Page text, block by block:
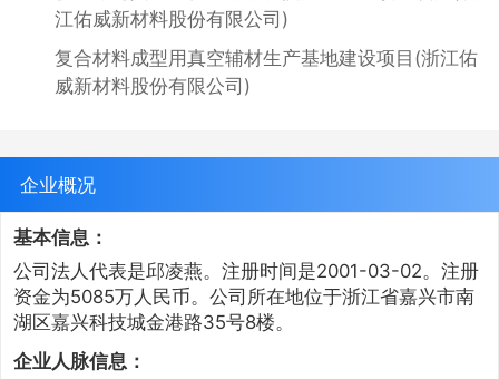
江佑威新材料股份有限公司)
复合材料成型用真空辅材生产基地建设项目(浙江佑
威新材料股份有限公司)
企业概况
基本信息：
公司法人代表是邱凌燕。注册时间是2001-03-02。注册
资金为5085万人民币。公司所在地位于浙江省嘉兴市南
湖区嘉兴科技城金港路35号8楼。
企业人脉信息：